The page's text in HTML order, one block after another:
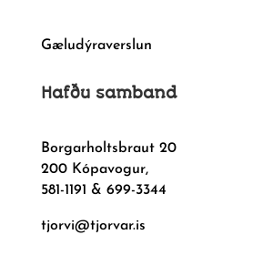
Gæludýraverslun
Hafðu samband
Borgarholtsbraut 20
200 Kópavogur,
581-1191 & 699-3344
tjorvi@tjorvar.is